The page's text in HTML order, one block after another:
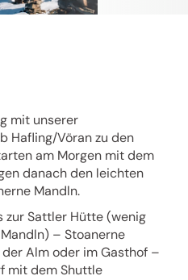
mit unserer
Hafling/Vöran zu den
am Morgen mit dem
danach den leichten
Mandln.
zur Sattler Hütte (wenig
– Stoanerne
Alm oder im Gasthof –
mit dem Shuttle